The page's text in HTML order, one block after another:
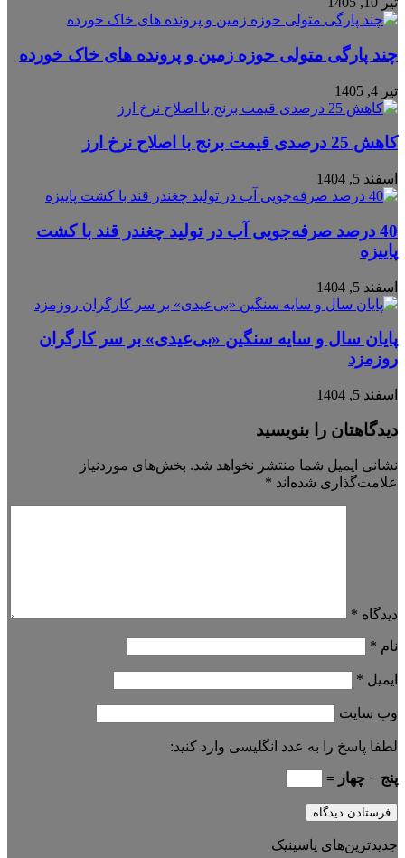
چند پارگی متولی حوزه زمین و پرونده های خاک خورده
تیر 4, 1405
کاهش 25 درصدی قیمت برنج با اصلاح نرخ ارز
اسفند 5, 1404
40 درصد صرفه‌جویی آب در تولید چغندر قند با کشت
پاییزه
اسفند 5, 1404
پایان سال و سایه سنگین «بی‌عیدی» بر سر کارگران
روزمزد
اسفند 5, 1404
دیدگاهتان را بنویسید
نشانی ایمیل شما منتشر نخواهد شد. بخش‌های موردنیاز
علامت‌گذاری شده‌اند *
دیدگاه *
نام *
ایمیل *
وب‌ سایت
لطفا پاسخ را به عدد انگلیسی وارد کنید:
پنج − چهار =
جدیدترین‌های پاسینیک